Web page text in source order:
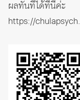
ผลทันทีได้ที่นี่ค่ะ
https://